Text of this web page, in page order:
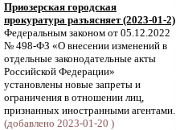
Приозерская городская
прокуратура разъясняет (2023-01-2)
Федеральным законом от 05.12.2022
№ 498-ФЗ «О внесении изменений в
отдельные законодательные акты
Российской Федерации»
установлены новые запреты и
ограничения в отношении лиц,
признанных иностранными агентами.
(добавлено 2023-01-20 )